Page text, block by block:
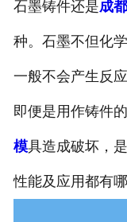
石墨铸件还是成
种。石墨不但化
一般不会产生反
即便是用作铸件
模具造成破坏，
性能及应用都有